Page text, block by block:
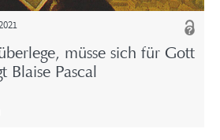
müsse sich für Gott
Blai­se Pas­cal